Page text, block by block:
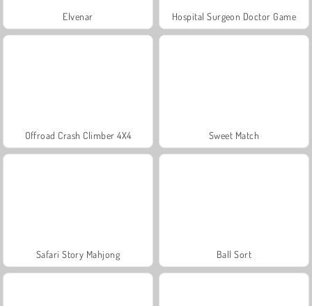
Elvenar Hospital Surgeon Doctor Game
Offroad Crash Climber 4X4 Sweet Match
Safari Story Mahjong Ball Sort